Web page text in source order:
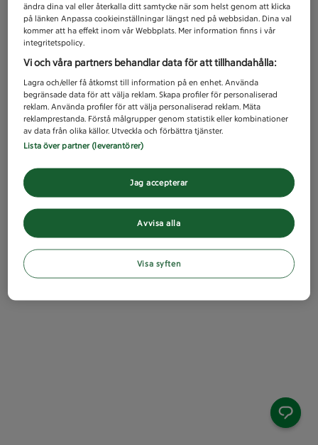
ändra dina val eller återkalla ditt samtycke när som helst genom att klicka
på länken Anpassa cookieinställningar längst ned på webbsidan. Dina val
kommer att ha effekt inom vår Webbplats. Mer information finns i vår
integritetspolicy.
Vi och våra partners behandlar data för att tillhandahålla:
Lagra och/eller få åtkomst till information på en enhet. Använda
begränsade data för att välja reklam. Skapa profiler för personaliserad
reklam. Använda profiler för att välja personaliserad reklam. Mäta
reklamprestanda. Förstå målgrupper genom statistik eller kombinationer
av data från olika källor. Utveckla och förbättra tjänster.
Lista över partner (leverantörer)
Avvisa alla
Jag accepterar
Visa syften